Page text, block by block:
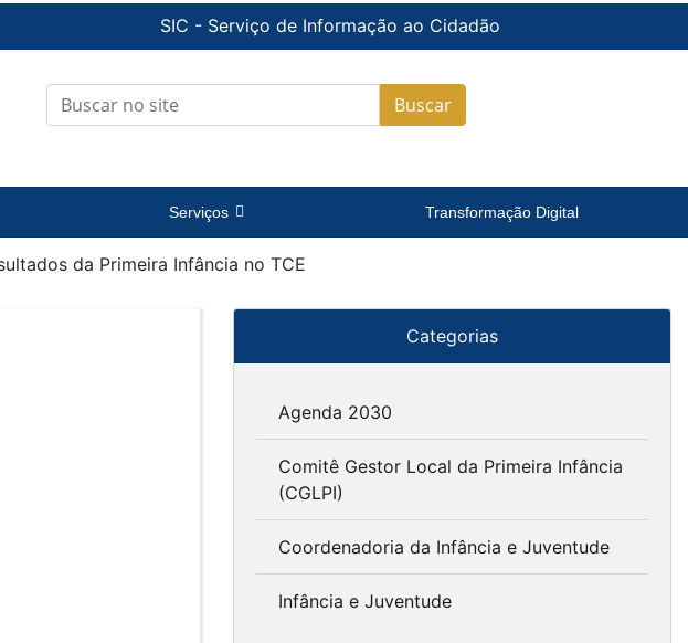
SIC - Serviço de Informação ao Cidadão
Buscar
Serviços Transformação Digital
da Primeira Infância no TCE
Categorias
Agenda 2030
Comitê Gestor Local da Primeira Infância
(CGLPI)
Coordenadoria da Infância e Juventude
Infância e Juventude